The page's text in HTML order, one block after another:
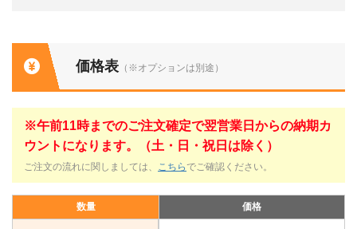
価格表 （※オプションは別途）
※午前11時までのご注文確定で翌営業日からの納期カ
ウントになります。（土・日・祝日は除く）
ご注文の流れに関しましては、 こちら でご確認ください。
数量 価格